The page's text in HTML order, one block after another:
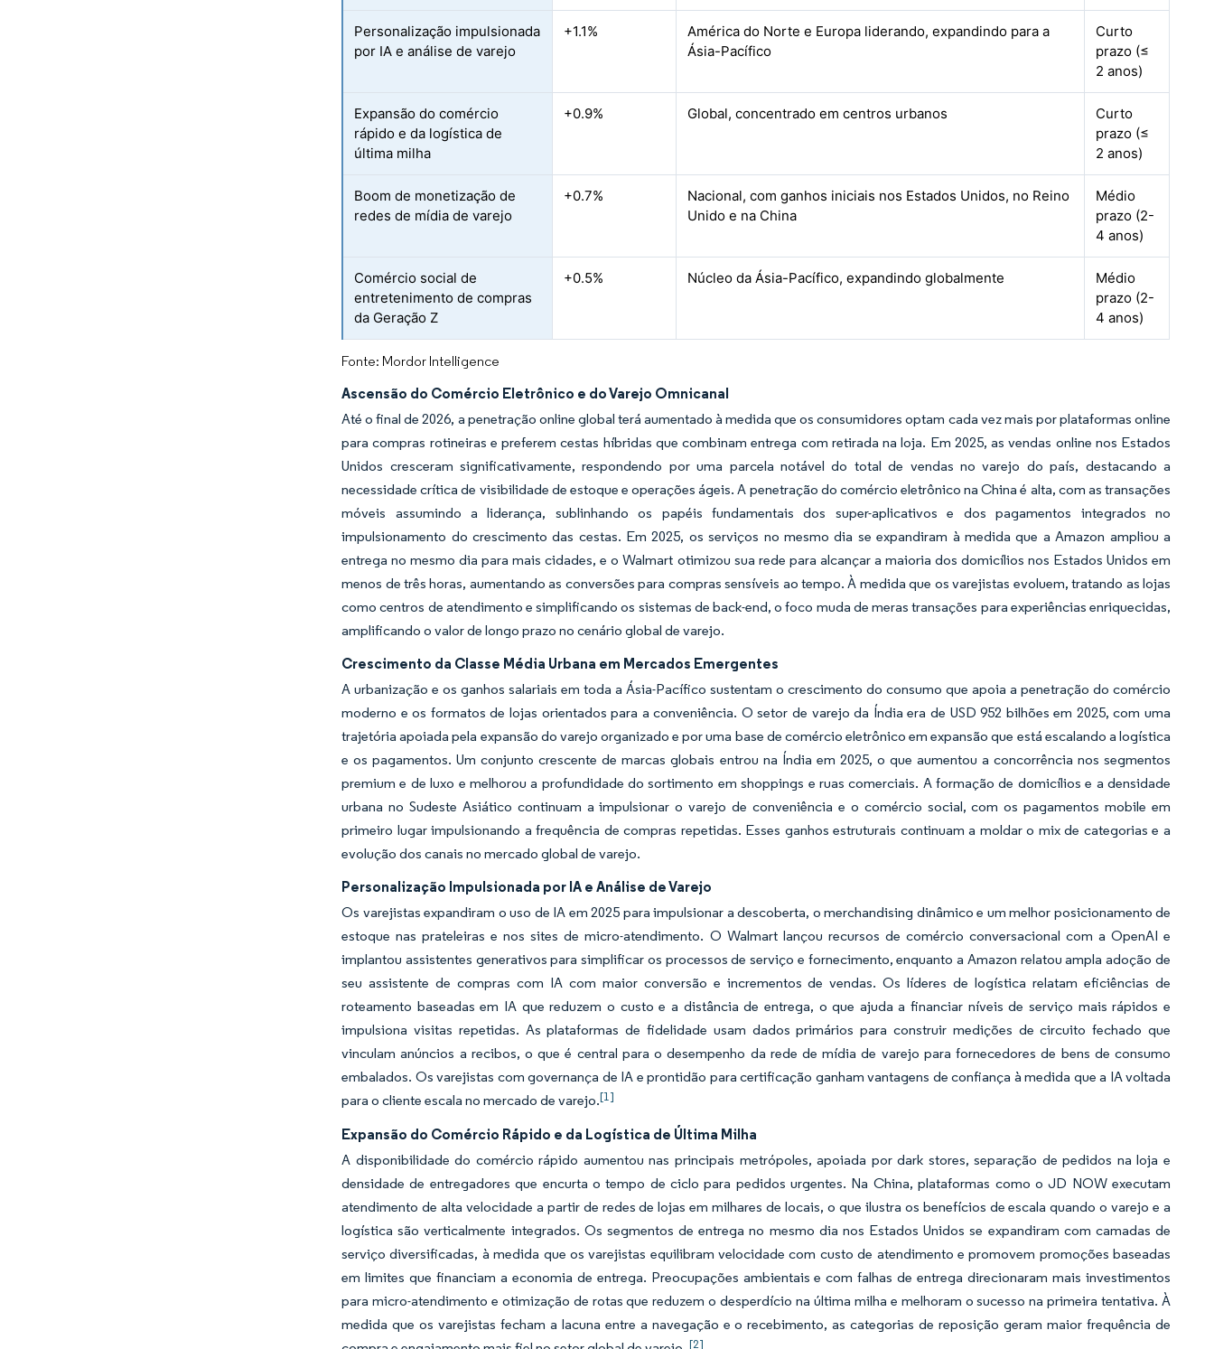
Personalização impulsionada
por IA e análise de varejo
+1.1%
América do Norte e Europa liderando, expandindo para a
Ásia-Pacífico
Curto
prazo (≤
2 anos)
Expansão do comércio
rápido e da logística de
última milha
+0.9% Global, concentrado em centros urbanos
Curto
prazo (≤
2 anos)
Boom de monetização de
redes de mídia de varejo
+0.7%
Nacional, com ganhos iniciais nos Estados Unidos, no Reino
Unido e na China
Médio
prazo (2-
4 anos)
Comércio social de
entretenimento de compras
da Geração Z
+0.5% Núcleo da Ásia-Pacífico, expandindo globalmente
Médio
prazo (2-
4 anos)
Fonte: Mordor Intelligence
Ascensão do Comércio Eletrônico e do Varejo Omnicanal
Até o final de 2026, a penetração online global terá aumentado à medida que os consumidores optam cada vez mais por plataformas online
para compras rotineiras e preferem cestas híbridas que combinam entrega com retirada na loja. Em 2025, as vendas online nos Estados
Unidos cresceram significativamente, respondendo por uma parcela notável do total de vendas no varejo do país, destacando a
necessidade crítica de visibilidade de estoque e operações ágeis. A penetração do comércio eletrônico na China é alta, com as transações
móveis assumindo a liderança, sublinhando os papéis fundamentais dos super-aplicativos e dos pagamentos integrados no
impulsionamento do crescimento das cestas. Em 2025, os serviços no mesmo dia se expandiram à medida que a Amazon ampliou a
entrega no mesmo dia para mais cidades, e o Walmart otimizou sua rede para alcançar a maioria dos domicílios nos Estados Unidos em
menos de três horas, aumentando as conversões para compras sensíveis ao tempo. À medida que os varejistas evoluem, tratando as lojas
como centros de atendimento e simplificando os sistemas de back-end, o foco muda de meras transações para experiências enriquecidas,
amplificando o valor de longo prazo no cenário global de varejo.
Crescimento da Classe Média Urbana em Mercados Emergentes
A urbanização e os ganhos salariais em toda a Ásia-Pacífico sustentam o crescimento do consumo que apoia a penetração do comércio
moderno e os formatos de lojas orientados para a conveniência. O setor de varejo da Índia era de USD 952 bilhões em 2025, com uma
trajetória apoiada pela expansão do varejo organizado e por uma base de comércio eletrônico em expansão que está escalando a logística
e os pagamentos. Um conjunto crescente de marcas globais entrou na Índia em 2025, o que aumentou a concorrência nos segmentos
premium e de luxo e melhorou a profundidade do sortimento em shoppings e ruas comerciais. A formação de domicílios e a densidade
urbana no Sudeste Asiático continuam a impulsionar o varejo de conveniência e o comércio social, com os pagamentos mobile em
primeiro lugar impulsionando a frequência de compras repetidas. Esses ganhos estruturais continuam a moldar o mix de categorias e a
evolução dos canais no mercado global de varejo.
Personalização Impulsionada por IA e Análise de Varejo
Os varejistas expandiram o uso de IA em 2025 para impulsionar a descoberta, o merchandising dinâmico e um melhor posicionamento de
estoque nas prateleiras e nos sites de micro-atendimento. O Walmart lançou recursos de comércio conversacional com a OpenAI e
implantou assistentes generativos para simplificar os processos de serviço e fornecimento, enquanto a Amazon relatou ampla adoção de
seu assistente de compras com IA com maior conversão e incrementos de vendas. Os líderes de logística relatam eficiências de
roteamento baseadas em IA que reduzem o custo e a distância de entrega, o que ajuda a financiar níveis de serviço mais rápidos e
impulsiona visitas repetidas. As plataformas de fidelidade usam dados primários para construir medições de circuito fechado que
vinculam anúncios a recibos, o que é central para o desempenho da rede de mídia de varejo para fornecedores de bens de consumo
embalados. Os varejistas com governança de IA e prontidão para certificação ganham vantagens de confiança à medida que a IA voltada
para o cliente escala no mercado de varejo.[1]
Expansão do Comércio Rápido e da Logística de Última Milha
A disponibilidade do comércio rápido aumentou nas principais metrópoles, apoiada por dark stores, separação de pedidos na loja e
densidade de entregadores que encurta o tempo de ciclo para pedidos urgentes. Na China, plataformas como o JD NOW executam
atendimento de alta velocidade a partir de redes de lojas em milhares de locais, o que ilustra os benefícios de escala quando o varejo e a
logística são verticalmente integrados. Os segmentos de entrega no mesmo dia nos Estados Unidos se expandiram com camadas de
serviço diversificadas, à medida que os varejistas equilibram velocidade com custo de atendimento e promovem promoções baseadas
em limites que financiam a economia de entrega. Preocupações ambientais e com falhas de entrega direcionaram mais investimentos
para micro-atendimento e otimização de rotas que reduzem o desperdício na última milha e melhoram o sucesso na primeira tentativa. À
medida que os varejistas fecham a lacuna entre a navegação e o recebimento, as categorias de reposição geram maior frequência de
[2]